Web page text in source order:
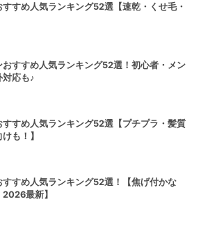
すすめ人気ランキング52選【速乾・くせ毛・
おすすめ人気ランキング52選！初心者・メン
対応も♪
すすめ人気ランキング52選【プチプラ・髪質
も！】
すすめ人気ランキング52選！【焦げ付かな
最新】